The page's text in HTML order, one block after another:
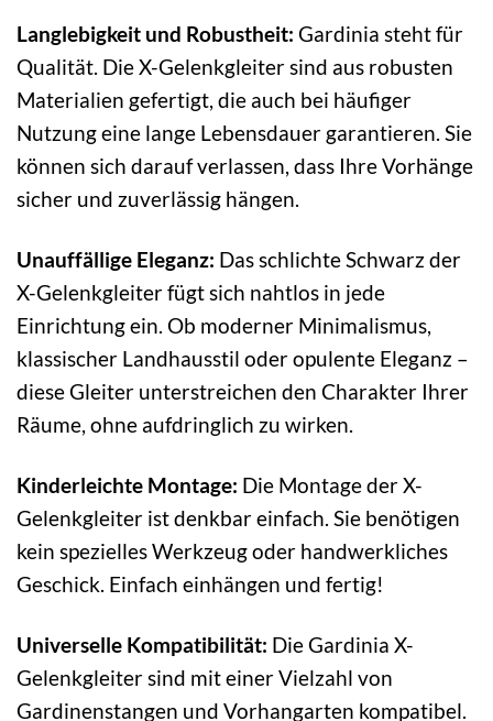
Langlebigkeit und Robustheit: Gardinia steht für
Qualität. Die X-Gelenkgleiter sind aus robusten
Materialien gefertigt, die auch bei häufiger
Nutzung eine lange Lebensdauer garantieren. Sie
können sich darauf verlassen, dass Ihre Vorhänge
sicher und zuverlässig hängen.
Unauffällige Eleganz: Das schlichte Schwarz der
X-Gelenkgleiter fügt sich nahtlos in jede
Einrichtung ein. Ob moderner Minimalismus,
klassischer Landhausstil oder opulente Eleganz –
diese Gleiter unterstreichen den Charakter Ihrer
Räume, ohne aufdringlich zu wirken.
Kinderleichte Montage: Die Montage der X-
Gelenkgleiter ist denkbar einfach. Sie benötigen
kein spezielles Werkzeug oder handwerkliches
Geschick. Einfach einhängen und fertig!
Universelle Kompatibilität: Die Gardinia X-
Gelenkgleiter sind mit einer Vielzahl von
Gardinenstangen und Vorhangarten kompatibel.